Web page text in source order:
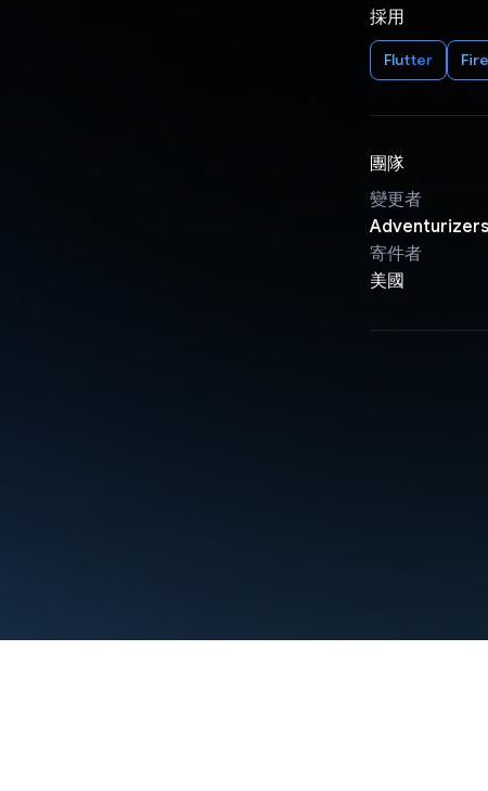
採用
Flutter
團隊
變更者
Adventurizers
寄件者
美國